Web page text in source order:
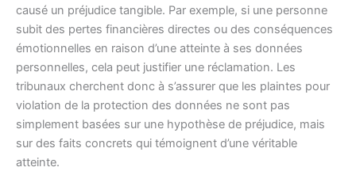
causé un préjudice tangible. Par exemple, si une personne
subit des pertes financières directes ou des conséquences
émotionnelles en raison d’une atteinte à ses données
personnelles, cela peut justifier une réclamation. Les
tribunaux cherchent donc à s’assurer que les plaintes pour
violation de la protection des données ne sont pas
simplement basées sur une hypothèse de préjudice, mais
sur des faits concrets qui témoignent d’une véritable
atteinte.